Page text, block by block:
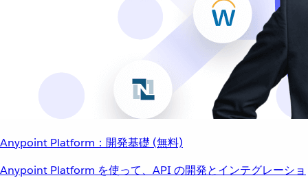
Anypoint Platform：開発基礎 (無料)
Anypoint Platform を使って、API の開発とインテグレーショ